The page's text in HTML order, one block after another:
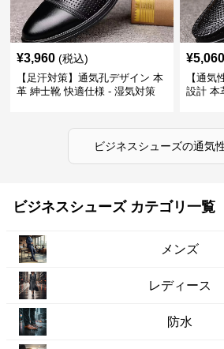
¥3,960 (税込)
【足汗対策】通気孔デザイン 本
革 紳士靴 快適仕様 - 湿気対策
¥5,060
【通気
設計 本
ビジネスシューズの通気
ビジネスシューズ カテゴリ一覧
メンズ
レディース
防水